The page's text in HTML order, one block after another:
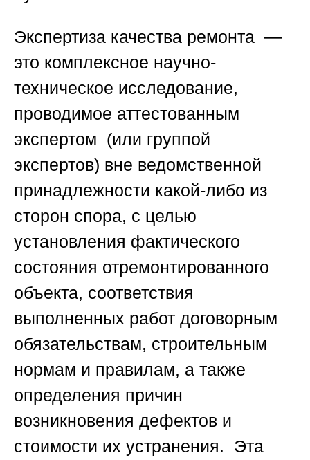
Экспертиза качества ремонта —
это комплексное научно-
техническое исследование,
проводимое аттестованным
экспертом (или группой
экспертов) вне ведомственной
принадлежности какой-либо из
сторон спора, с целью
установления фактического
состояния отремонтированного
объекта, соответствия
выполненных работ договорным
обязательствам, строительным
нормам и правилам, а также
определения причин
возникновения дефектов и
стоимости их устранения. Эта